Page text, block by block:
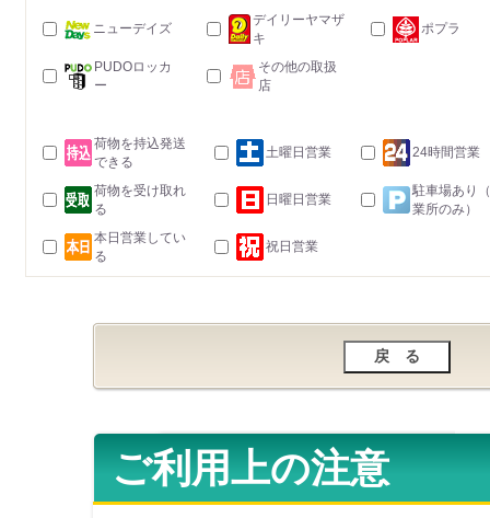
ニューデイズ
デイリーヤマザ
キ
ポプラ
PUDOロッカ
ー
その他の取扱
店
荷物を持込発送
できる
土曜日営業 24時間営業
荷物を受け取れ
る
日曜日営業
駐車場あり
業所のみ）
本日営業してい
る
祝日営業
ご利用上の注意